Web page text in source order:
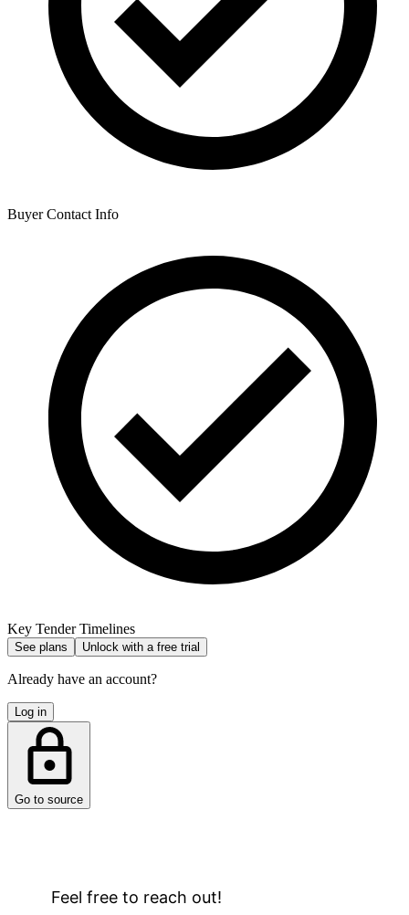
Buyer Contact Info
Key Tender Timelines
See plans Unlock with a free trial
Already have an account?
Log in
Go to source
Feel free to reach out!